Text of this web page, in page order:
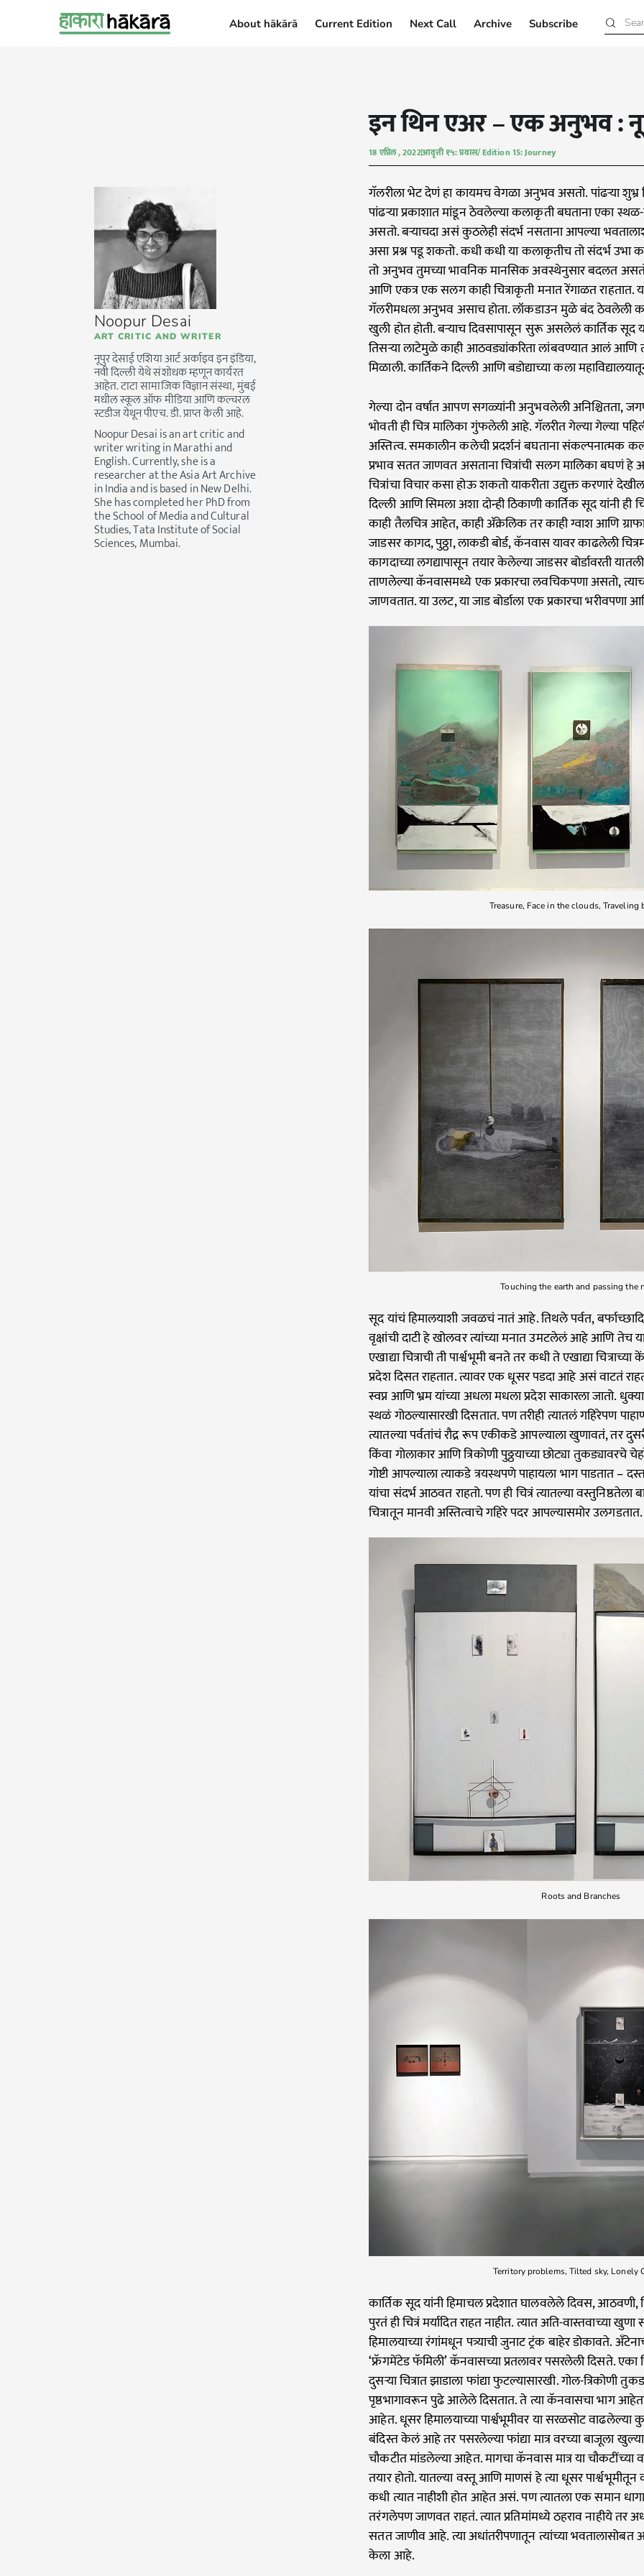
About hākārā Current Edition Next Call Archive Subscribe
इन थिन एअर – एक अनुभव :
18 एप्रिल , 2022आवृत्ती १५: प्रवास/ Edition 15: Journey
Noopur Desai
ART CRITIC AND WRITER
नूपुर देसाई एशिया आर्ट अर्काइव इन इंडिया,
नवी दिल्ली येथे संशोधक म्हणून कार्यरत
आहेत. टाटा सामाजिक विज्ञान संस्था, मुंबई
मधील स्कूल ऑफ मीडिया आणि कल्चरल
स्टडीज येथून पीएच. डी. प्राप्त केली आहे.
Noopur Desai is an art critic and
writer writing in Marathi and
English. Currently, she is a
researcher at the Asia Art Archive
in India and is based in New Delhi.
She has completed her PhD from
the School of Media and Cultural
Studies, Tata Institute of Social
Sciences, Mumbai.
गॅलरीला भेट देणं हा कायमच वेगळा अनुभव असतो. पांढऱ्या
पांढऱ्या प्रकाशात मांडून ठेवलेल्या कलाकृती बघताना एका
असतो. बऱ्याचदा असं कुठलेही संदर्भ नसताना आपल्या
असा प्रश्न पडू शकतो. कधी कधी या कलाकृतीच तो संदर्भ
तो अनुभव तुमच्या भावनिक मानसिक अवस्थेनुसार बदलत
आणि एकत्र एक सलग काही चित्राकृती मनात रेंगाळत राहतात.
गॅलरीमधला अनुभव असाच होता. लॉकडाउन मुळे बंद ठेवलेली
खुली होत होती. बऱ्याच दिवसापासून सुरू असलेलं कार्तिक सूद या
तिसऱ्या लाटेमुळे काही आठवड्यांकरिता लांबवण्यात आलं आणि
मिळाली. कार्तिकने दिल्ली आणि बडोद्याच्या कला
गेल्या दोन वर्षात आपण सगळ्यांनी अनुभवलेली अनिश्चितता,
भोवती ही चित्र मालिका गुंफलेली आहे. गॅलरीत गेल्या गेल्या
अस्तित्व. समकालीन कलेची प्रदर्शनं बघताना संकल्पनात्मक
प्रभाव सतत जाणवत असताना चित्रांची सलग मालिका बघणं
चित्रांचा विचार कसा होऊ शकतो याकरीता उद्युक्त करणारं
दिल्ली आणि सिमला अशा दोन्ही ठिकाणी कार्तिक सूद यांनी ही
काही तैलचित्र आहेत, काही ॲक्रेलिक तर काही ग्वाश आणि
जाडसर कागद, पुठ्ठा, लाकडी बोर्ड, कॅनवास यावर काढलेली
कागदाच्या लगद्यापासून तयार केलेल्या जाडसर बोर्डावरती
ताणलेल्या कॅनवासमध्ये एक प्रकारचा लवचिकपणा असतो,
जाणवतात. या उलट, या जाड बोर्डाला एक प्रकारचा भरीवपणा
Treasure, Face in the clouds, Traveling
Touching the earth and passing the
सूद यांचं हिमालयाशी जवळचं नातं आहे. तिथले पर्वत,
वृक्षांची दाटी हे खोलवर त्यांच्या मनात उमटलेलं आहे आणि तेच
एखाद्या चित्राची ती पार्श्वभूमी बनते तर कधी ते एखाद्या
प्रदेश दिसत राहतात. त्यावर एक धूसर पडदा आहे असं वाटतं
स्वप्न आणि भ्रम यांच्या अधला मधला प्रदेश साकारला जातो.
स्थळं गोठल्यासारखी दिसतात. पण तरीही त्यातलं गहिरेपण
त्यातल्या पर्वतांचं रौद्र रूप एकीकडे आपल्याला खुणावतं, तर
किंवा गोलाकार आणि त्रिकोणी पुठ्ठयाच्या छोट्या
गोष्टी आपल्याला त्याकडे त्रयस्थपणे पाहायला भाग पाडतात –
यांचा संदर्भ आठवत राहतो. पण ही चित्रं त्यातल्या वस्तुनिष्ठतेला
चित्रातून मानवी अस्तित्वाचे गहिरे पदर आपल्यासमोर
Roots and Branches
Territory problems, Tilted sky, Lonely
कार्तिक सूद यांनी हिमाचल प्रदेशात घालवलेले दिवस,
पुरतं ही चित्रं मर्यादित राहत नाहीत. त्यात अति-वास्तवाच्या
हिमालयाच्या रंगांमधून पत्र्याची जुनाट ट्रंक बाहेर डोकावते.
‘फ्रॅगमेंटेड फॅमिली’ कॅनवासच्या प्रतलावर पसरलेली दिसते. एका
दुसऱ्या चित्रात झाडाला फांद्या फुटल्यासारखी. गोल-त्रिकोणी
पृष्ठभागावरून पुढे आलेले दिसतात. ते त्या कॅनवासचा भाग
आहेत. धूसर हिमालयाच्या पार्श्वभूमीवर या सरळसोट वाढलेल्या
बंदिस्त केलं आहे तर पसरलेल्या फांद्या मात्र वरच्या बाजूला
चौकटीत मांडलेल्या आहेत. मागचा कॅनवास मात्र या
तयार होतो. यातल्या वस्तू आणि माणसं हे त्या धूसर
कधी त्यात नाहीशी होत आहेत असं. पण त्यातला एक समान
तरंगलेपण जाणवत राहतं. त्यात प्रतिमांमध्ये ठहराव नाहीये तर
सतत जाणीव आहे. त्या अधांतरीपणातून त्यांच्या
केला आहे.